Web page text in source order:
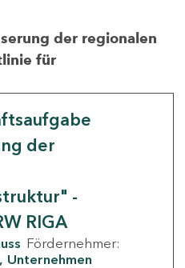
der regionalen
für
der
-
RIGA
Fördernehmer:
Unternehmen